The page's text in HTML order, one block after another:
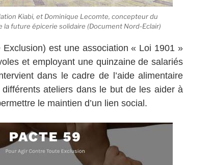
Kiabi, et Dominique Lecomte, concepteur du
future épicerie solidaire (Document Nord-Eclair)
est une association « Loi 1901 »
et employant une quinzaine de salariés
dans le cadre de l’aide alimentaire
ateliers dans le but de les aider à
le maintien d’un lien social.